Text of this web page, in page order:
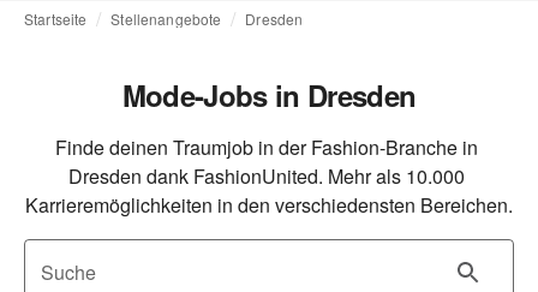
Startseite Stellenangebote Dresden
Mode-Jobs in Dresden
Finde deinen Traumjob in der Fashion-Branche in
Dresden dank FashionUnited. Mehr als 10.000
Karrieremöglichkeiten in den verschiedensten Bereichen.
Suche